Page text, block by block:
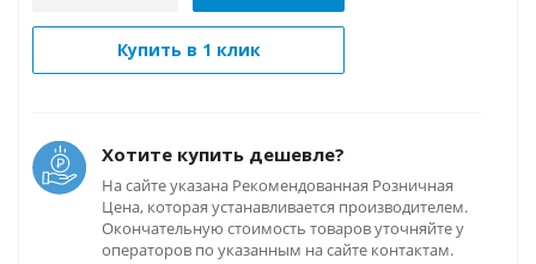
Купить в 1 клик
Хотите купить дешевле?
На сайте указана Рекомендованная Розничная
Цена, которая устанавливается производителем.
Окончательную стоимость товаров уточняйте у
операторов по указанным на сайте контактам.